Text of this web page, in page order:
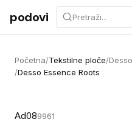
Preskoči na sadržaj
podovi
Početna/Tekstilne ploče/
/Desso Essence Roots
Ad089961